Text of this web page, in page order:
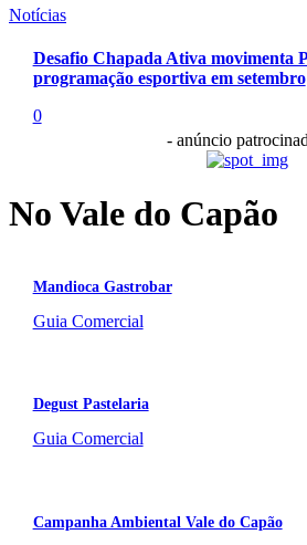
Notícias
Desafio Chapada Ativa movimenta
programação esportiva em setembro
0
- anúncio
No Vale do Capão
Mandioca Gastrobar
Guia Comercial
Degust Pastelaria
Guia Comercial
Campanha Ambiental Vale do Capão